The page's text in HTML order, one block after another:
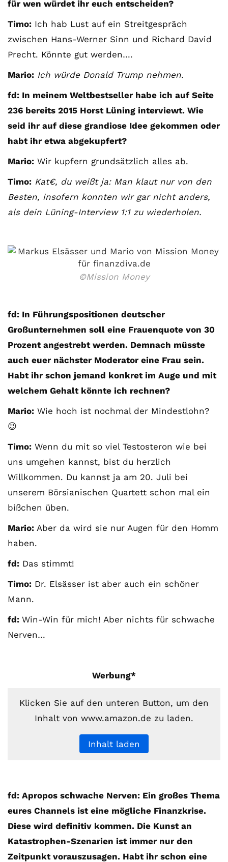
für wen würdet ihr euch entscheiden?
Timo: Ich hab Lust auf ein Streitgespräch
zwischen Hans-Werner Sinn und Richard David
Precht. Könnte gut werden….
Mario: Ich würde Donald Trump nehmen.
fd: In meinem Weltbestseller habe ich auf Seite
236 bereits 2015 Horst Lüning interviewt. Wie
seid ihr auf diese grandiose Idee gekommen oder
habt ihr etwa abgekupfert?
Mario: Wir kupfern grundsätzlich alles ab.
Timo: Kat€, du weißt ja: Man klaut nur von den
Besten, insofern konnten wir gar nicht anders,
als dein Lüning-Interview 1:1 zu wiederholen.
©Mission Money
fd: In Führungspositionen deutscher
Großunternehmen soll eine Frauenquote von 30
Prozent angestrebt werden. Demnach müsste
auch euer nächster Moderator eine Frau sein.
Habt ihr schon jemand konkret im Auge und mit
welchem Gehalt könnte ich rechnen?
Mario: Wie hoch ist nochmal der Mindestlohn?
😉
Timo: Wenn du mit so viel Testosteron wie bei
uns umgehen kannst, bist du herzlich
Willkommen. Du kannst ja am 20. Juli bei
unserem Börsianischen Quartett schon mal ein
bißchen üben.
Mario: Aber da wird sie nur Augen für den Homm
haben.
fd: Das stimmt!
Timo: Dr. Elsässer ist aber auch ein schöner
Mann.
fd: Win-Win für mich! Aber nichts für schwache
Nerven…
Werbung*
Klicken Sie auf den unteren Button, um den
Inhalt von www.amazon.de zu laden.
Inhalt laden
fd: Apropos schwache Nerven: Ein großes Thema
eures Channels ist eine mögliche Finanzkrise.
Diese wird definitiv kommen. Die Kunst an
Katastrophen-Szenarien ist immer nur den
Zeitpunkt vorauszusagen. Habt ihr schon eine